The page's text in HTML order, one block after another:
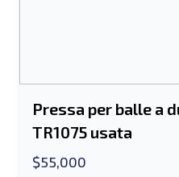
Pressa per balle a
TR1075 usata
$55,000